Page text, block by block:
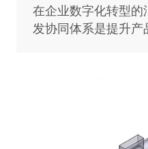
在企业数字化转型
发协同体系是提升产